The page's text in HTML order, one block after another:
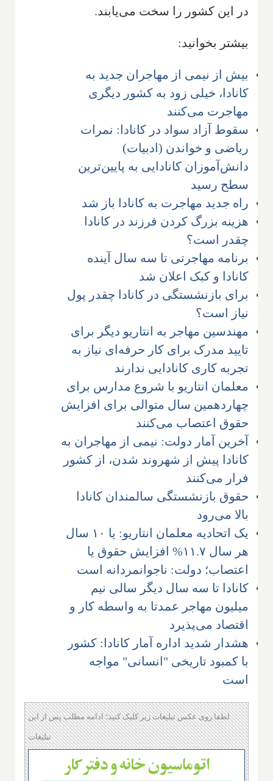
در این کشور را سخت ‌می‌یابند.
بیشتر بخوانید:
بیش از نیمی از مهاجران جدید به
کانادا، خیلی زود به کشور دیگری
مهاجرت می‌کنند
سقوط آزاد سواد در کانادا: نمرات
ریاضی و خواندن (ادبیات)
دانش‌آموزان کانادایی به پایین‌ترین
سطح رسید
راه جدید مهاجرت به کانادا باز شد
هزینه بزرگ کردن فرزند در کانادا
چقدر است؟
برنامه مهاجرتی تا سه سال آینده
کانادا و کبک اعلان شد
برای بازنشستگی در کانادا چقدر پول
نیاز است؟
مهندسین مهاجر به انتاریو دیگر برای
تایید مدرک برای کار حرفه‌ای نیاز به
تجربه کاری کانادایی ندارند
معلمان انتاریو با شروع مدارس برای
چهاردهمین سال متوالی برای افزایش
حقوق اعتصاب می‌کنند
آخرین آمار دولت: نیمی از مهاجران به
کانادا پیش از شهروند شدن، از کشور
فرار می‌کنند
حقوق بازنشستگی سالمندان کانادا
بالا می‌رود
یک اتحادیه معلمان انتاریو: یا ۱۰ سال
هر سال ۱۱.۷% افزایش حقوق یا
اعتصاب؛ دولت: ناجوانمردانه است
کانادا تا سه سال دیگر سالی نیم
میلیون مهاجر عمدتا به واسطه کار و
اقتصاد می‌پذیرد
هشدار شدید اداره آمار کانادا: کشور
با کمبود تاریخی "انسانی" مواجه
است
لطفا روی عکس تبلیغات زیر کلیک کنید؛ ادامه مطلب پس از این
تبلیغات